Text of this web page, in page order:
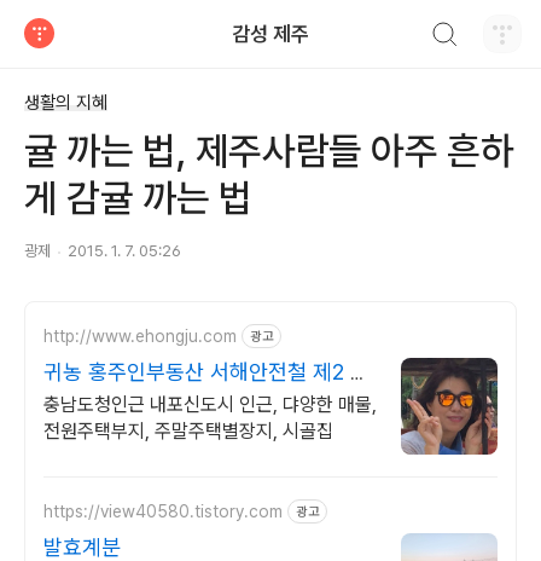
감성 제주
생활의 지혜
귤 까는 법, 제주사람들 아주 흔하
게 감귤 까는 법
광제 2015. 1. 7. 05:26
http://www.ehongju.com 광고
귀농 홍주인부동산 서해안전철 제2 수
도권 홍성
충남도청인근 내포신도시 인근, 댜양한 매물,
전원주택부지, 주말주택별장지, 시골집
https://view40580.tistory.com 광고
발효계분